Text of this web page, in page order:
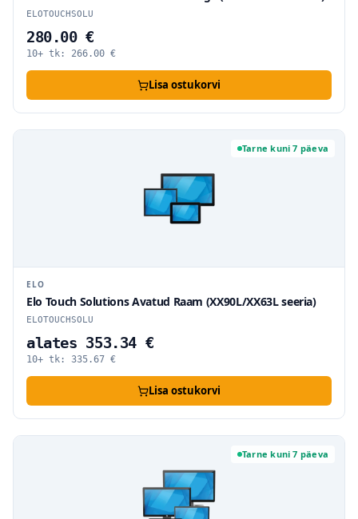
ELOTOUCHSOLU
280.00 €
10+ tk: 266.00 €
Lisa ostukorvi
Tarne kuni 7 päeva
ELO
Elo Touch Solutions Avatud Raam (XX90L/XX63L seeria)
ELOTOUCHSOLU
alates 353.34 €
10+ tk: 335.67 €
Lisa ostukorvi
Tarne kuni 7 päeva